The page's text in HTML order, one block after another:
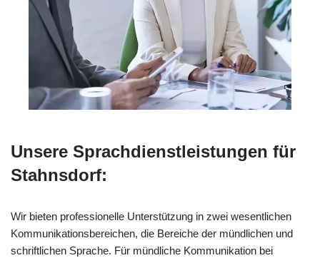
Unsere Sprachdienstleistungen für
Stahnsdorf:
Wir bieten professionelle Unterstützung in zwei wesentlichen
Kommunikationsbereichen, die Bereiche der mündlichen und
schriftlichen Sprache. Für mündliche Kommunikation bei